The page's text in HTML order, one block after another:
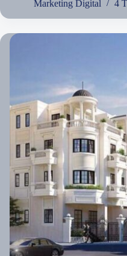
Marketing Digital
4